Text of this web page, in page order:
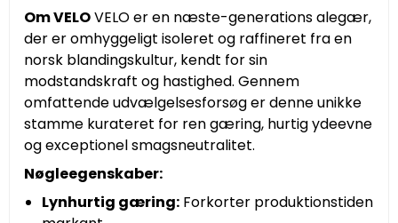
Om VELOVELO er en næste-generations alegær,
der er omhyggeligt isoleret og raffineret fra en
norsk blandingskultur, kendt for sin
modstandskraft og hastighed. Gennem
omfattende udvælgelsesforsøg er denne unikke
stamme kurateret for ren gæring, hurtig ydeevne
og exceptionel smagsneutralitet.
Nøgleegenskaber:
Lynhurtig gæring: Forkorter produktionstiden